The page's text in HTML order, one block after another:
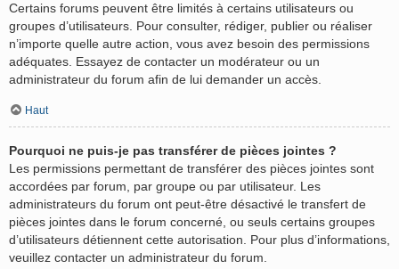
Certains forums peuvent être limités à certains utilisateurs ou
groupes d’utilisateurs. Pour consulter, rédiger, publier ou réaliser
n’importe quelle autre action, vous avez besoin des permissions
adéquates. Essayez de contacter un modérateur ou un
administrateur du forum afin de lui demander un accès.
Haut
Pourquoi ne puis-je pas transférer de pièces jointes ?
Les permissions permettant de transférer des pièces jointes sont
accordées par forum, par groupe ou par utilisateur. Les
administrateurs du forum ont peut-être désactivé le transfert de
pièces jointes dans le forum concerné, ou seuls certains groupes
d’utilisateurs détiennent cette autorisation. Pour plus d’informations,
veuillez contacter un administrateur du forum.